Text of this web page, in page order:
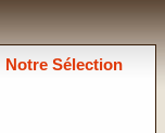
Notre Sélection